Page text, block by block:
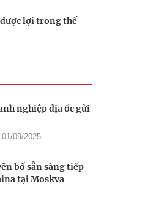
lợi trong thế
nghiệp địa ốc gửi
01/09/2025
bố sẵn sàng tiếp
tại Moskva